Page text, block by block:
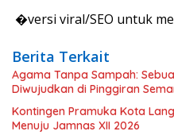
�⁠versi viral/SEO untuk
Berita Terkait
Agama Tanpa Sampah:
Diwujudkan di Pinggiran
Kontingen Pramuka Kota
Menuju Jamnas XII 2026